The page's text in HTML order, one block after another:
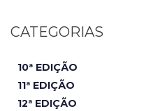
CATEGORIAS
10ª EDIÇÃO
11ª EDIÇÃO
12ª EDIÇÃO